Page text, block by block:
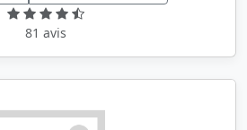
81 avis